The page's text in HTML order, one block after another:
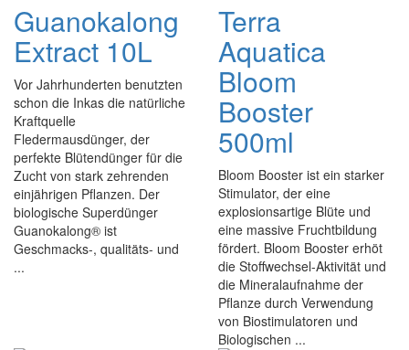
Guanokalong
Extract 10L
Vor Jahrhunderten benutzten
schon die Inkas die natürliche
Kraftquelle
Fledermausdünger, der
perfekte Blütendünger für die
Zucht von stark zehrenden
einjährigen Pflanzen. Der
biologische Superdünger
Guanokalong® ist
Geschmacks-, qualitäts- und
...
Terra
Aquatica
Bloom
Booster
500ml
Bloom Booster ist ein starker
Stimulator, der eine
explosionsartige Blüte und
eine massive Fruchtbildung
fördert. Bloom Booster erhöt
die Stoffwechsel-Aktivität und
die Mineralaufnahme der
Pflanze durch Verwendung
von Biostimulatoren und
Biologischen ...